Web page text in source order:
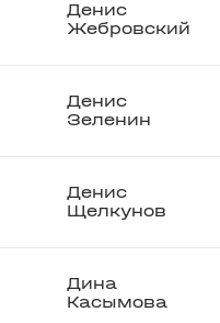
Денис
Жебровский
Денис
Зеленин
Денис
Щелкунов
Дина
Касымова